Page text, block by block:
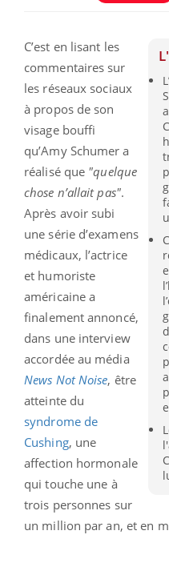
C’est en lisant les
commentaires sur
les réseaux sociaux
à propos de son
visage bouffi
qu’Amy Schumer a
réalisé que "quelque
chose n’allait pas".
Après avoir subi
une série d’examens
médicaux, l’actrice
et humoriste
américaine a
finalement annoncé,
dans une interview
accordée au média
News Not Noise, être
atteinte du
syndrome de
Cushing, une
affection hormonale
qui touche une à
trois personnes sur
un million par an, et en